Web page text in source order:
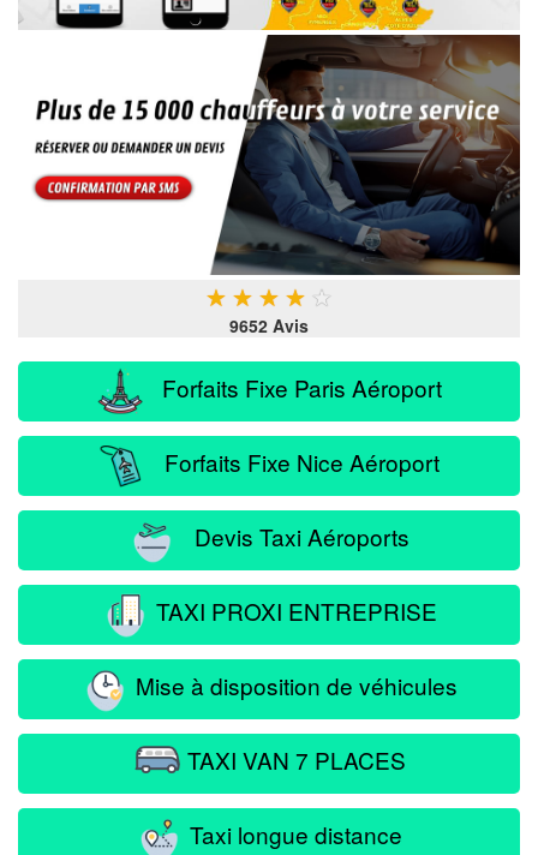
★ ★ ★ ★ ★
9652 Avis
Forfaits Fixe Paris Aéroport
Forfaits Fixe Nice Aéroport
Devis Taxi Aéroports
TAXI PROXI ENTREPRISE
Mise à disposition de véhicules
TAXI VAN 7 PLACES
Taxi longue distance